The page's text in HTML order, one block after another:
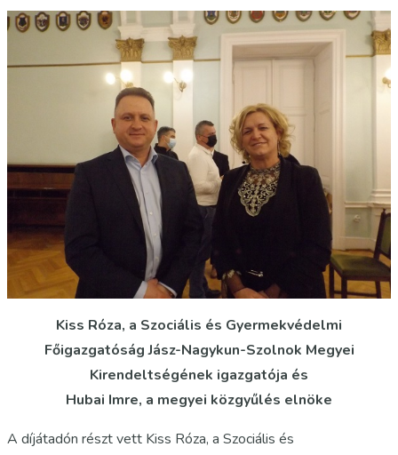
Kiss Róza, a Szociális és Gyermekvédelmi
Főigazgatóság Jász-Nagykun-Szolnok Megyei
Kirendeltségének igazgatója és
Hubai Imre, a megyei közgyűlés elnöke
A díjátadón részt vett Kiss Róza, a Szociális és